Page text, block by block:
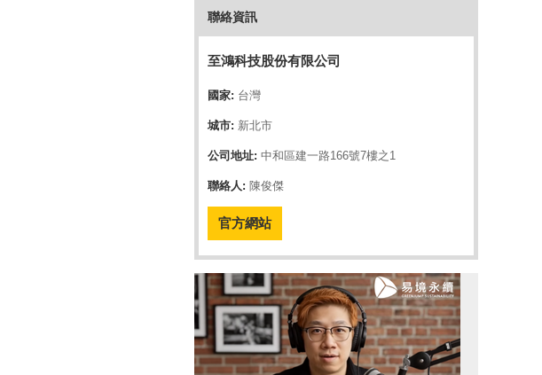
聯絡資訊
至鴻科技股份有限公司
國家: 台灣
城市: 新北市
公司地址: 中和區建一路166號7樓之1
聯絡人: 陳俊傑
官方網站